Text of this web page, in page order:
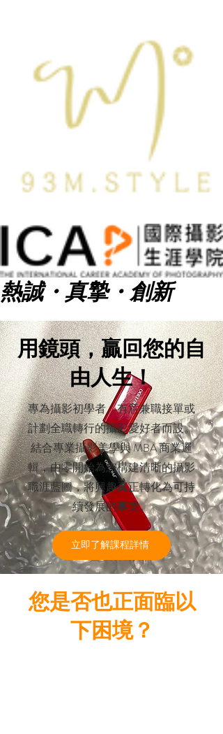
熱誠・真摯・創新
用鏡頭，贏回您的自
由人生！
專為攝影初學者、有意兼職接單或
計劃全職轉行的攝影愛好者而設。
結合專業攝影美學與 MBA 商業邏
輯，由零開始為您構建清晰的攝影
職涯藍圖，將興趣真正轉化為可持
續發展的事業。
立即了解課程詳情
您是否也正面臨以
下困境？